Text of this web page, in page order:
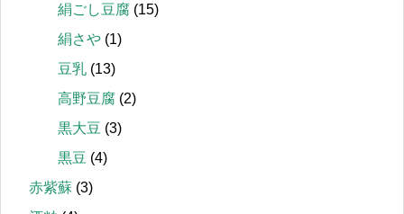
絹ごし豆腐 (15)
絹さや (1)
豆乳 (13)
高野豆腐 (2)
黒大豆 (3)
黒豆 (4)
赤紫蘇 (3)